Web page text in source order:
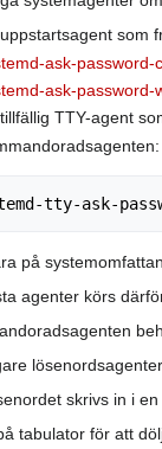
som
ask-password-
ask-password-
TTY-agent
på
agenter körs
skrivs in i
tabulator för att